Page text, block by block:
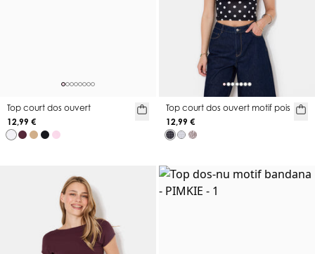
Top court dos ouvert
12,99 €
Top court dos ouvert motif pois
12,99 €